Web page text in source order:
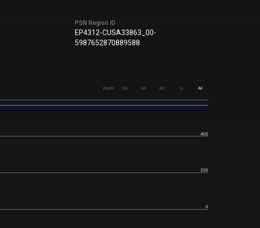
PSN Region ID
EP4312-CUSA33863_00-
5987652870889588
Zoom 1m 3m 6m 1y All
0
200
400